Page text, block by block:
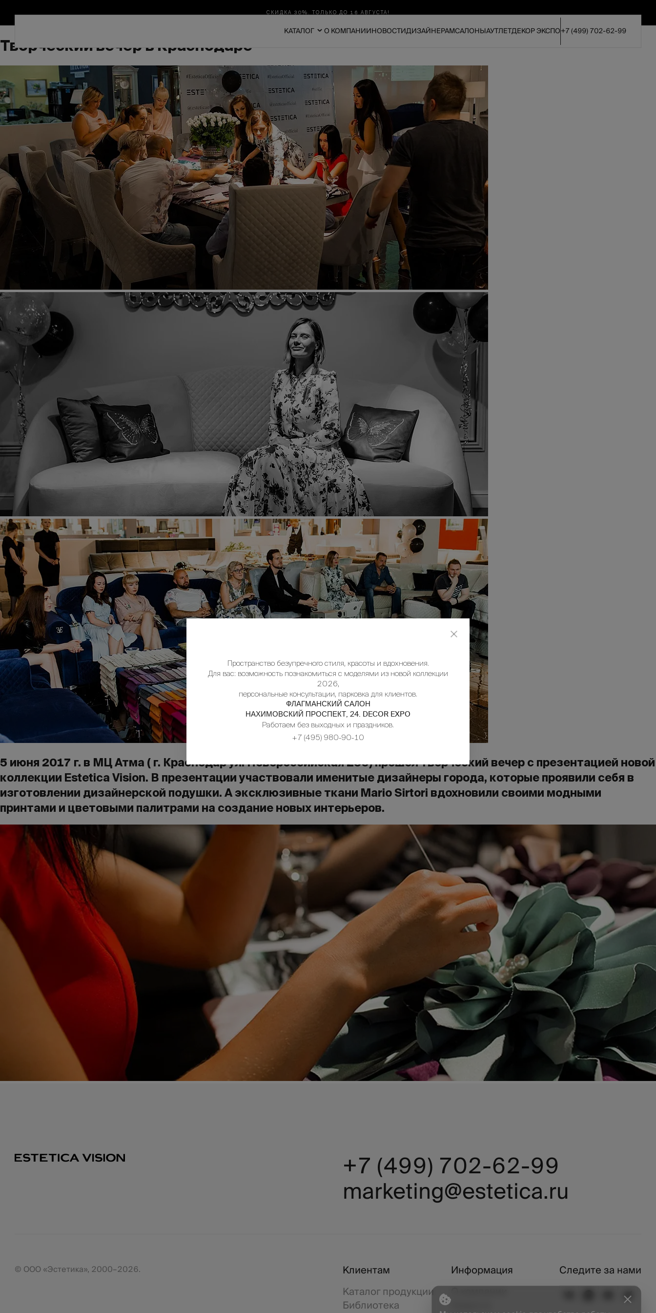
СКИДКА 30%. ТОЛЬКО ДО 16 АВГУСТА!
КАТАЛОГ О КОМПАНИИНОВОСТИДИЗАЙНЕРАМСАЛОНЫАУТЛЕТДЕКОР ЭКСПО+7 (499) 702-62-99
Творческий вечер в Краснодаре
5 июня 2017 г. в МЦ Атма ( г. Краснодар ул. Новороссийская 230) прошел творческий вечер с презентацией новой
коллекции Estetica Vision. В презентации участвовали именитые дизайнеры города, которые проявили себя в
изготовлении дизайнерской подушки. А эксклюзивные ткани Mario Sirtori вдохновили своими модными
принтами и цветовыми палитрами на создание новых интерьеров.
+7 (499) 702-62-99
marketing@estetica.ru
© ООО «Эстетика», 2000–2026.
Клиентам
Каталог продукции
Библиотека
Информация
Следите за нами
Пространство безупречного стиля, красоты и вдохновения.
Для вас: возможность познакомиться с моделями из новой коллекции
2026,
персональные консультации, парковка для клиентов.
ФЛАГМАНСКИЙ САЛОН
НАХИМОВСКИЙ ПРОСПЕКТ, 24. DECOR EXPO
Работаем без выходных и праздников.
+7 (495) 980-90-10